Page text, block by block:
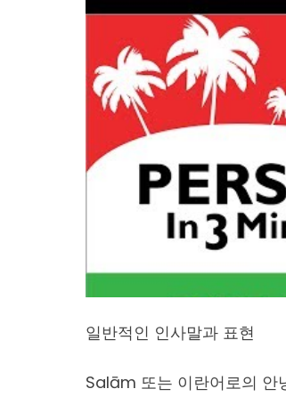
일반적인 인사말과 표현
Salām 또는 이란어로의 안